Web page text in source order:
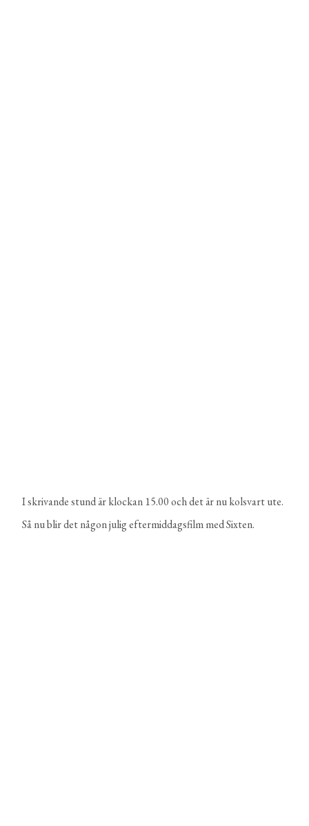
I skrivande stund är klockan 15.00 och det är nu kolsvart ute.
Så nu blir det någon julig eftermiddagsfilm med Sixten.